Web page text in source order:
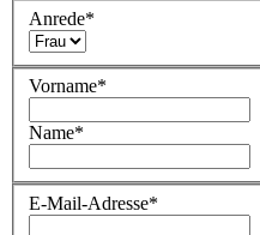
Anrede*
Vorname*
Name*
E-Mail-Adresse*